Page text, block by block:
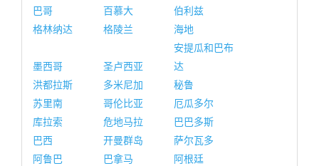
巴哥
百慕大
伯利兹
格林纳达
格陵兰 海地
墨西哥 圣卢西亚
安提瓜和巴布
达
洪都拉斯
多米尼加
秘鲁
苏里南
哥伦比亚
厄瓜多尔
库拉索
危地马拉
巴巴多斯
巴西
开曼群岛
萨尔瓦多
阿鲁巴
巴拿马
阿根廷